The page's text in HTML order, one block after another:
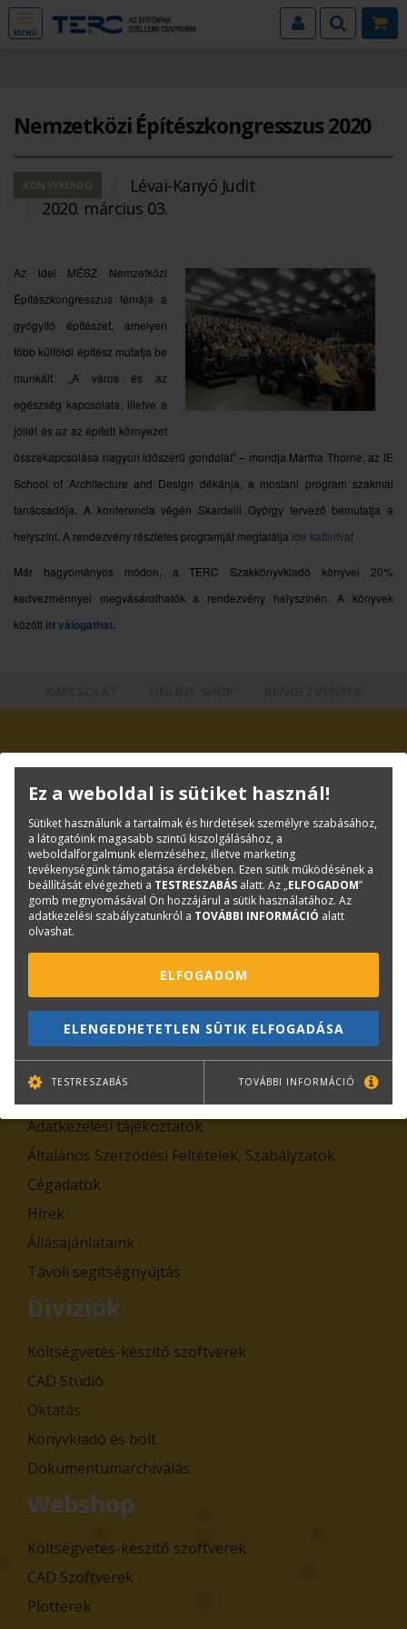
MENÜ
Nemzetközi Építészkongresszus 2020
KÖNYVKIADÓ
Lévai-Kanyó Judit
2020. március 03.
Az idei MÉSZ Nemzetközi
Építészkongresszus témája a
gyógyító építészet, amelyen
több külföldi építész mutatja be
munkáit. „A város és az
egészség kapcsolata, illetve a
jóllét és az az épített környezet
összekapcsolása nagyon időszerű gondolat” – mondja Martha Thorne, az IE
School of Architecture and Design dékánja, a mostani program szakmai
tanácsadója. A konferencia végén Skardelli György tervező bemutatja a
helyszínt. A rendezvény részletes programját megtalálja ide kattintva!
Már hagyományos módon, a TERC Szakkönyvkiadó könyvei 20%
kedvezménnyel megvásárolhatók a rendezvény helyszínén. A könyvek
között itt válogathat.
Hírlevél feliratkozás
Kiemelt tartalmak
Adatkezelési tájékoztatók
Általános Szerződési Feltételek, Szabályzatok
Cégadatok
Hírek
Állásajánlataink
Távoli segítségnyújtás
Divíziók
Költségvetés-készítő szoftverek
CAD Stúdió
Oktatás
Könyvkiadó és bolt
Dokumentumarchiválás
Webshop
Költségvetés-készítő szoftverek
CAD Szoftverek
Plotterek
Ez a weboldal is sütiket használ!
Sütiket használunk a tartalmak és hirdetések személyre szabásához,
a látogatóink magasabb szintű kiszolgálásához, a
weboldalforgalmunk elemzéséhez, illetve marketing
tevékenységünk támogatása érdekében. Ezen sütik működésének a
beállítását elvégezheti a TESTRESZABÁS alatt. Az „ELFOGADOM”
gomb megnyomásával Ön hozzájárul a sütik használatához. Az
adatkezelési szabályzatunkról a TOVÁBBI INFORMÁCIÓ alatt
olvashat.
ELFOGADOM
ELENGEDHETETLEN SÜTIK ELFOGADÁSA
TESTRESZABÁS TOVÁBBI INFORMÁCIÓ